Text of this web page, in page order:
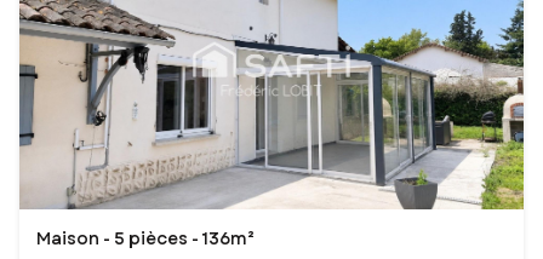
Maison - 5 pièces - 136m²